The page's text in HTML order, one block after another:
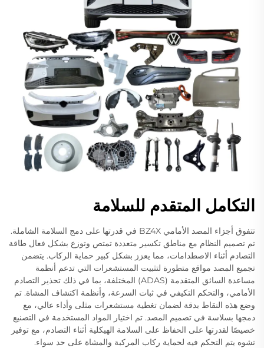
التكامل المتقدم للسلامة
تتفوق أجزاء المصد الأمامي BZ4X في قدرتها على دمج السلامة الشاملة.
تم تصميم النظام مع مناطق تكسير متعددة تمتص وتوزع بشكل فعال طاقة
التصادم أثناء الاصطدامات، مما يعزز بشكل كبير حماية الركاب. يتضمن
تجميع المصد مواقع متطورة لتثبيت المستشعرات التي تدعم أنظمة
مساعدة السائق المتقدمة (ADAS) المختلفة، بما في ذلك تحذير التصادم
الأمامي، والتحكم التكيفي في ثبات السرعة، وأنظمة اكتشاف المشاة. تم
وضع هذه النقاط بدقة لضمان تغطية مستشعرات مثلى وأداء عالي، مع
دمجها بسلاسة في تصميم المصد. تم اختيار المواد المستخدمة في التصنيع
خصيصًا لقدرتها على الحفاظ على السلامة الهيكلية أثناء التصادم، مع توفير
تشوه يتم التحكم فيه لحماية ركاب المركبة والمشاة على حد سواء.